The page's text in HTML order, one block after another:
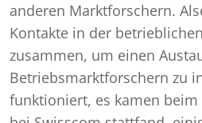
anderen Marktforschern.
Kontakte in der
zusammen, um einen
Betriebsmarktforschern zu
funktioniert, es kamen beim